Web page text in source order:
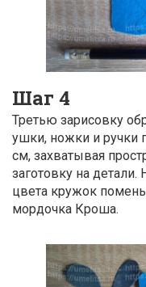
Шаг 4
Третью зарисовку
ушки, ножки и ручки
см, захватывая
заготовку на детали.
цвета кружок
мордочка Кроша.